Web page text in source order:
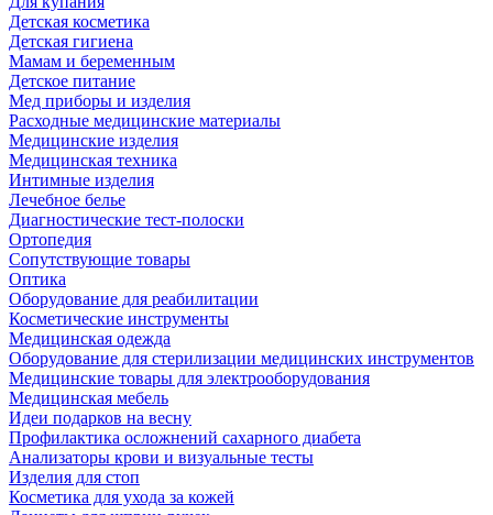
Детская косметика
Детская гигиена
Мамам и беременным
Детское питание
Мед приборы и изделия
Расходные медицинские материалы
Медицинские изделия
Медицинская техника
Интимные изделия
Лечебное белье
Диагностические тест-полоски
Ортопедия
Сопутствующие товары
Оптика
Оборудование для реабилитации
Косметические инструменты
Медицинская одежда
Оборудование для стерилизации медицинских инструментов
Медицинские товары для электрооборудования
Медицинская мебель
Идеи подарков на весну
Профилактика осложнений сахарного диабета
Анализаторы крови и визуальные тесты
Изделия для стоп
Косметика для ухода за кожей